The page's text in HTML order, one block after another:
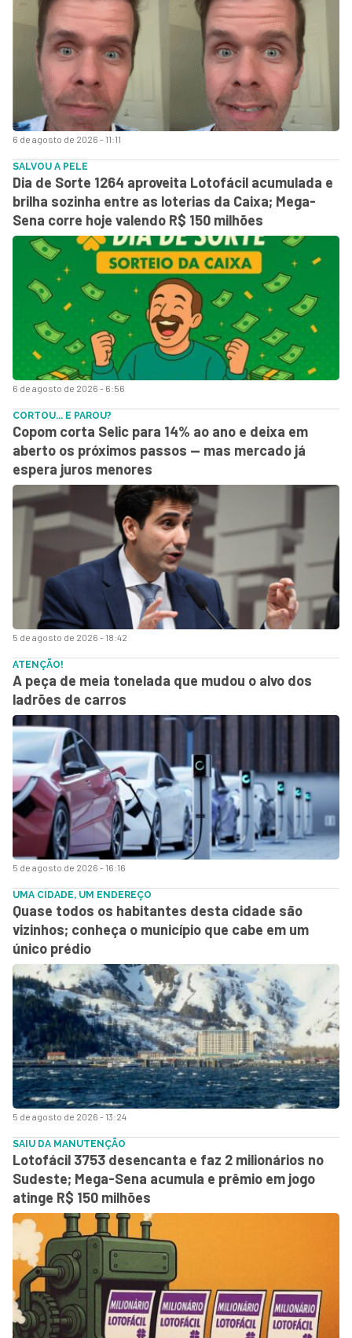
6 de agosto de 2026 - 11:11
6 de agosto de 2026 - 6:56
SALVOU A PELE
Dia de Sorte 1264 aproveita Lotofácil acumulada e
brilha sozinha entre as loterias da Caixa; Mega-
Sena corre hoje valendo R$ 150 milhões
5 de agosto de 2026 - 18:42
CORTOU... E PAROU?
Copom corta Selic para 14% ao ano e deixa em
aberto os próximos passos — mas mercado já
espera juros menores
5 de agosto de 2026 - 16:16
ATENÇÃO!
A peça de meia tonelada que mudou o alvo dos
ladrões de carros
5 de agosto de 2026 - 13:24
UMA CIDADE, UM ENDEREÇO
Quase todos os habitantes desta cidade são
vizinhos; conheça o município que cabe em um
único prédio
SAIU DA MANUTENÇÃO
Lotofácil 3753 desencanta e faz 2 milionários no
Sudeste; Mega-Sena acumula e prêmio em jogo
atinge R$ 150 milhões